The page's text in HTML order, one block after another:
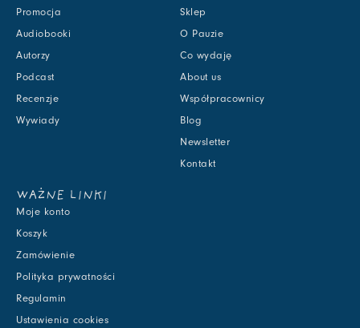
Promocja
Audiobooki
Autorzy
Podcast
Recenzje
Wywiady
Sklep
O Pauzie
Co wydaję
About us
Współpracownicy
Blog
Newsletter
Kontakt
WAŻNE LINKI
Moje konto
Koszyk
Zamówienie
Polityka prywatności
Regulamin
Ustawienia cookies